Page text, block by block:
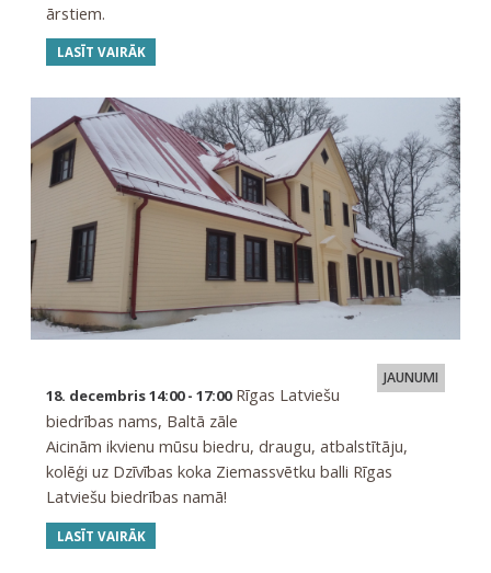
ārstiem.
LASĪT VAIRĀK
JAUNUMI
18. decembris 14:00 - 17:00Rīgas Latviešu
biedrības nams, Baltā zāle
Aicinām ikvienu mūsu biedru, draugu, atbalstītāju,
kolēģi uz Dzīvības koka Ziemassvētku balli Rīgas
Latviešu biedrības namā!
LASĪT VAIRĀK